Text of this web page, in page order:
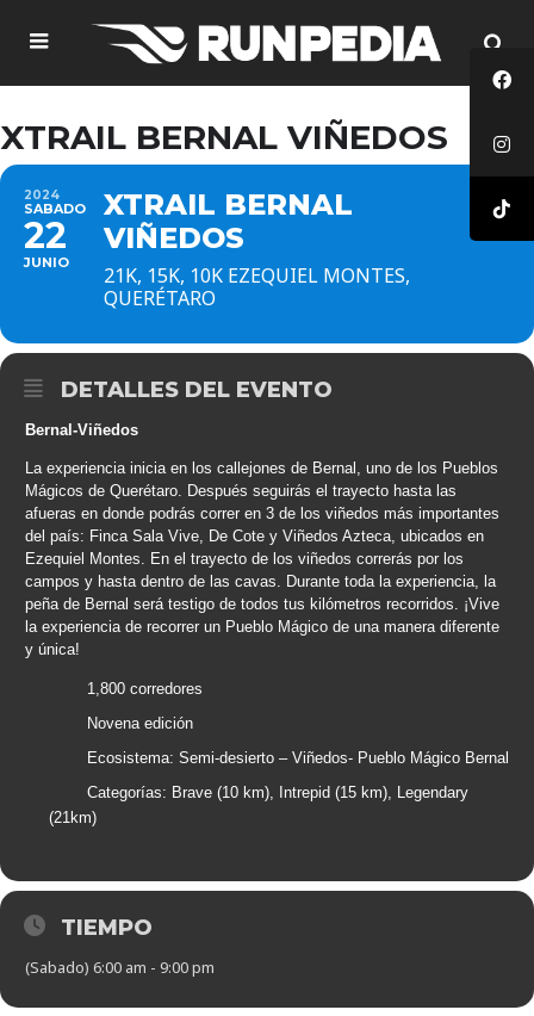
XTRAIL BERNAL VIÑEDOS
2024
SABADO
22
JUNIO
XTRAIL BERNAL
VIÑEDOS
21K, 15K, 10K EZEQUIEL MONTES,
QUERÉTARO
DETALLES DEL EVENTO
Bernal-Viñedos
La experiencia inicia en los callejones de Bernal, uno de los Pueblos
Mágicos de Querétaro. Después seguirás el trayecto hasta las
afueras en donde podrás correr en 3 de los viñedos más importantes
del país: Finca Sala Vive, De Cote y Viñedos Azteca, ubicados en
Ezequiel Montes. En el trayecto de los viñedos correrás por los
campos y hasta dentro de las cavas. Durante toda la experiencia, la
peña de Bernal será testigo de todos tus kilómetros recorridos. ¡Vive
la experiencia de recorrer un Pueblo Mágico de una manera diferente
y única!
1,800 corredores
Novena edición
Ecosistema: Semi-desierto – Viñedos- Pueblo Mágico Bernal
Categorías: Brave (10 km), Intrepid (15 km), Legendary
(21km)
TIEMPO
(Sabado) 6:00 am - 9:00 pm